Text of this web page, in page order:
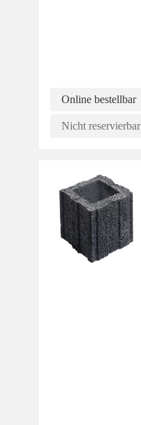
Online bestellbar
Nicht reservierbar